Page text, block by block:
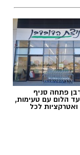
פתחה סניף
במתחם IN עד הלום עם טעימות,
לכל